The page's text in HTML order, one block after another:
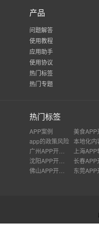
产品
问题解答
使用教程
应用助手
使用协议
热门标签
热门专题
热门标签
APP案例 美食APP
app的政策风险